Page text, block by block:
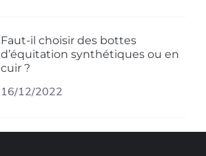
Faut-il choisir des bottes
d’équitation synthétiques ou en
cuir ?
16/12/2022